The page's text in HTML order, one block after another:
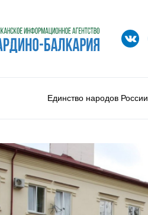
Единство народов России